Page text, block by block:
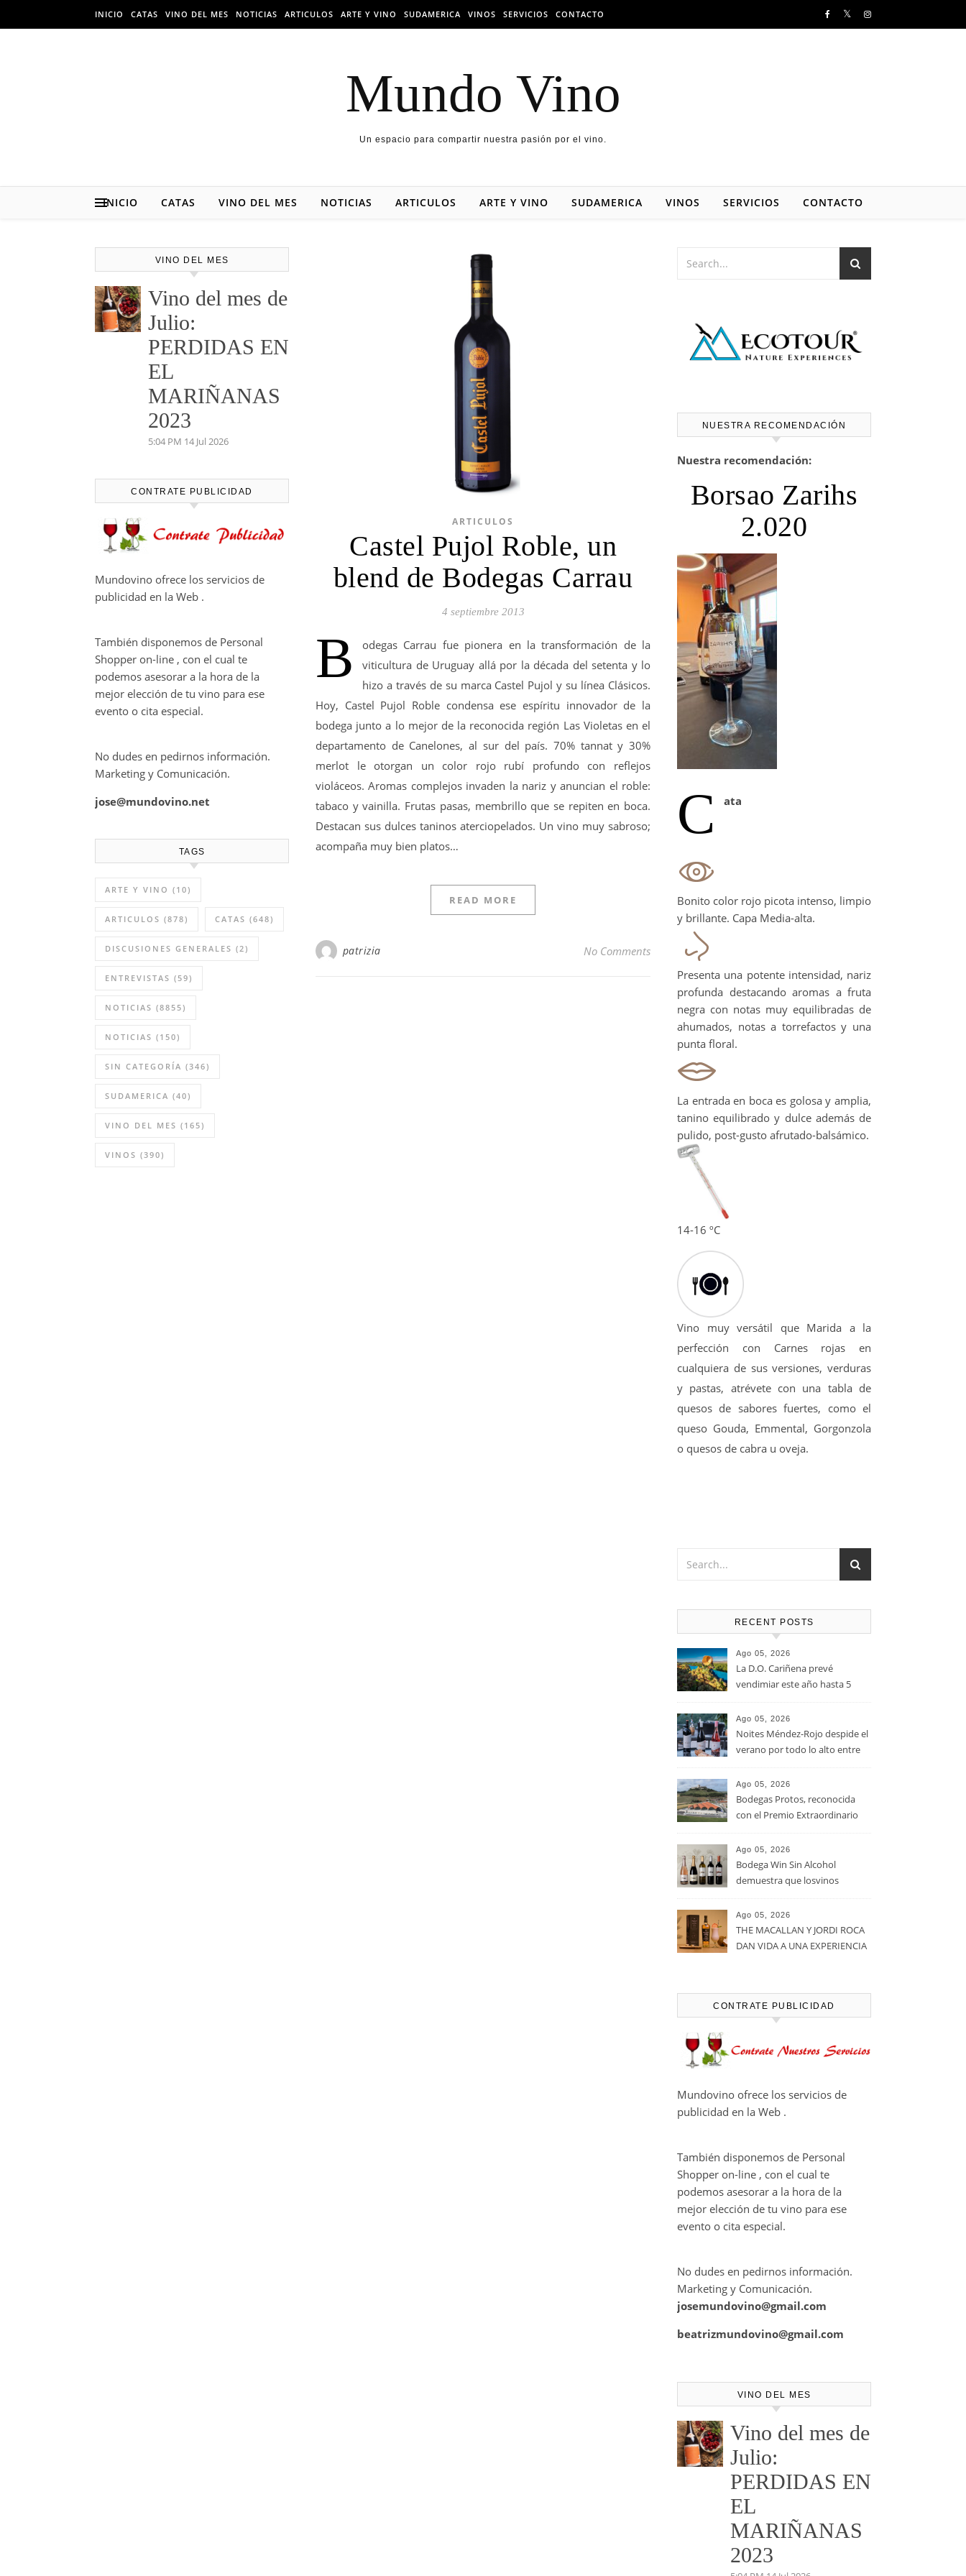
INICIO CATAS VINO DEL MES NOTICIAS ARTICULOS ARTE Y VINO SUDAMERICA VINOS SERVICIOS CONTACTO
Mundo Vino
Un espacio para compartir nuestra pasión por el vino.
INICIO CATAS VINO DEL MES NOTICIAS ARTICULOS ARTE Y VINO SUDAMERICA VINOS SERVICIOS CONTACTO
VINO DEL MES
Vino del mes de
Julio:
PERDIDAS EN
EL
MARIÑANAS
2023
5:04 PM 14 Jul 2026
CONTRATE PUBLICIDAD
Mundovino ofrece los servicios de
publicidad en la Web .
También disponemos de Personal
Shopper on-line , con el cual te
podemos asesorar a la hora de la
mejor elección de tu vino para ese
evento o cita especial.
No dudes en pedirnos información.
Marketing y Comunicación.
jose@mundovino.net
TAGS
ARTE Y VINO (10)
ARTICULOS (878) CATAS (648)
DISCUSIONES GENERALES (2)
ENTREVISTAS (59)
NOTICIAS (8855)
NOTICIAS (150)
SIN CATEGORÍA (346)
SUDAMERICA (40)
VINO DEL MES (165)
VINOS (390)
ARTICULOS
Castel Pujol Roble, un
blend de Bodegas Carrau
4 septiembre 2013
B
odegas Carrau fue pionera en la transformación de la
viticultura de Uruguay allá por la década del setenta y lo
hizo a través de su marca Castel Pujol y su línea Clásicos.
Hoy, Castel Pujol Roble condensa ese espíritu innovador de la
bodega junto a lo mejor de la reconocida región Las Violetas en el
departamento de Canelones, al sur del país. 70% tannat y 30%
merlot le otorgan un color rojo rubí profundo con reflejos
violáceos. Aromas complejos invaden la nariz y anuncian el roble:
tabaco y vainilla. Frutas pasas, membrillo que se repiten en boca.
Destacan sus dulces taninos aterciopelados. Un vino muy sabroso;
acompaña muy bien platos…
READ MORE
patrizia No Comments
NUESTRA RECOMENDACIÓN
Nuestra recomendación:
Borsao Zarihs
2.020
C ata
Bonito color rojo picota intenso, limpio
y brillante. Capa Media-alta.
Presenta una potente intensidad, nariz
profunda destacando aromas a fruta
negra con notas muy equilibradas de
ahumados, notas a torrefactos y una
punta floral.
La entrada en boca es golosa y amplia,
tanino equilibrado y dulce además de
pulido, post-gusto afrutado-balsámico.
14-16 ºC
Vino muy versátil que Marida a la
perfección con Carnes rojas en
cualquiera de sus versiones, verduras
y pastas, atrévete con una tabla de
quesos de sabores fuertes, como el
queso Gouda, Emmental, Gorgonzola
o quesos de cabra u oveja.
RECENT POSTS
Ago 05, 2026
La D.O. Cariñena prevé
vendimiar este año hasta 5
que en 2025
Ago 05, 2026
Noites Méndez-Rojo despide el
verano por todo lo alto entre
Ago 05, 2026
Bodegas Protos, reconocida
con el Premio Extraordinario
casi un siglo de excelencia
vitivinícola
Ago 05, 2026
Bodega Win Sin Alcohol
demuestra que losvinos
calidadcomienzan a diseñarse
en el viñedo
Ago 05, 2026
THE MACALLAN Y JORDI ROCA
DAN VIDA A UNA EXPERIENCIA
HARMONY COLLECTION
CONTRATE PUBLICIDAD
Mundovino ofrece los servicios de
publicidad en la Web .
También disponemos de Personal
Shopper on-line , con el cual te
podemos asesorar a la hora de la
mejor elección de tu vino para ese
evento o cita especial.
No dudes en pedirnos información.
Marketing y Comunicación.
josemundovino@gmail.com
beatrizmundovino@gmail.com
VINO DEL MES
Vino del mes de
Julio:
PERDIDAS EN
EL
MARIÑANAS
2023